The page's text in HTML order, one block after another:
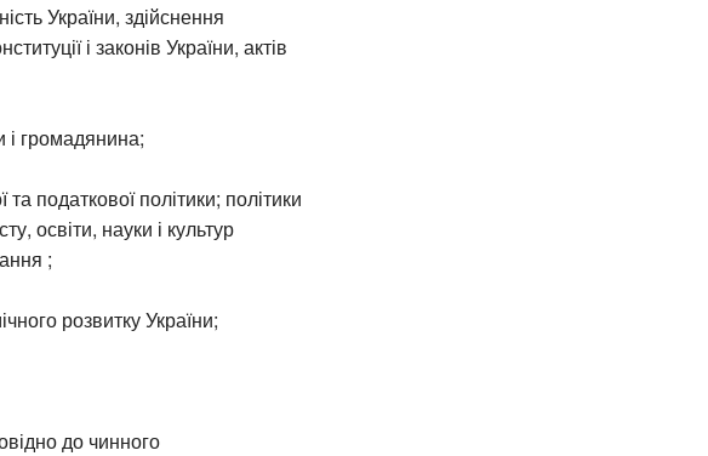
України, здійснення
і законів України, актів
громадянина;
податкової політики; політики
освіти, науки і культур
;
розвитку України;
до чинного